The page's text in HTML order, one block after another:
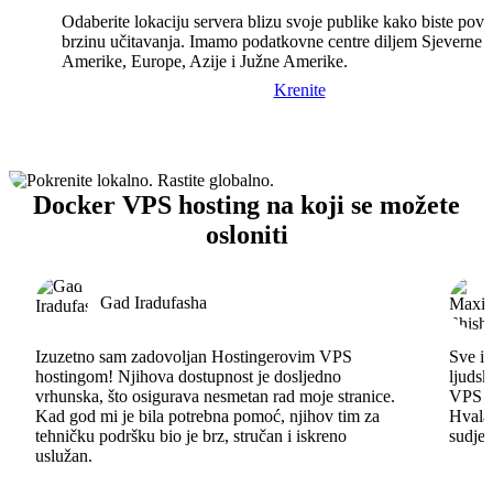
Odaberite lokaciju servera blizu svoje publike kako biste
brzinu učitavanja. Imamo podatkovne centre diljem Sjeverne
Amerike, Europe, Azije i Južne Amerike.
Krenite
Docker VPS hosting na koji se možete
osloniti
Gad Iradufasha
Izuzetno sam zadovoljan Hostingerovim VPS
hostingom! Njihova dostupnost je dosljedno
vrhunska, što osigurava nesmetan rad moje stranice.
Kad god mi je bila potrebna pomoć, njihov tim za
tehničku podršku bio je brz, stručan i iskreno
uslužan.
Sve
VPS